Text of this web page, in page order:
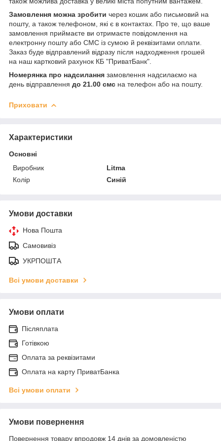
Замовлення можна зробити через кошик або письмовий на
пошту, а також телефоном, які є в контактах. Про те, що ваше
замовлення приймаєте ви отримаєте повідомлення на
електронну пошту або СМС із сумою й реквізитами оплати.
Заказ буде відправлений відразу після надходження грошей
на наш картковий рахунок КБ "ПриватБанк".
Номерянка про надсилання замовлення надсилаємо на
день відправлення до 21.00 смс на телефон або на пошту.
Приховати
Характеристики
Основні
Виробник
Litma
Колір
Синій
Умови доставки
Нова Пошта
Самовивіз
УКРПОШТА
Всі умови доставки
Умови оплати
Післяплата
Готівкою
Оплата за реквізитами
Оплата на карту ПриватБанка
Всі умови оплати
Умови повернення
Повернення товару впродовж 14 днів за домовленістю